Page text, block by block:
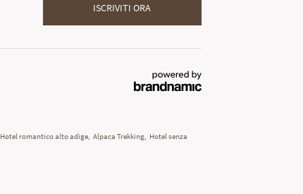
ISCRIVITI ORA
Hotel romantico alto adige, Alpaca Trekking, Hotel senza